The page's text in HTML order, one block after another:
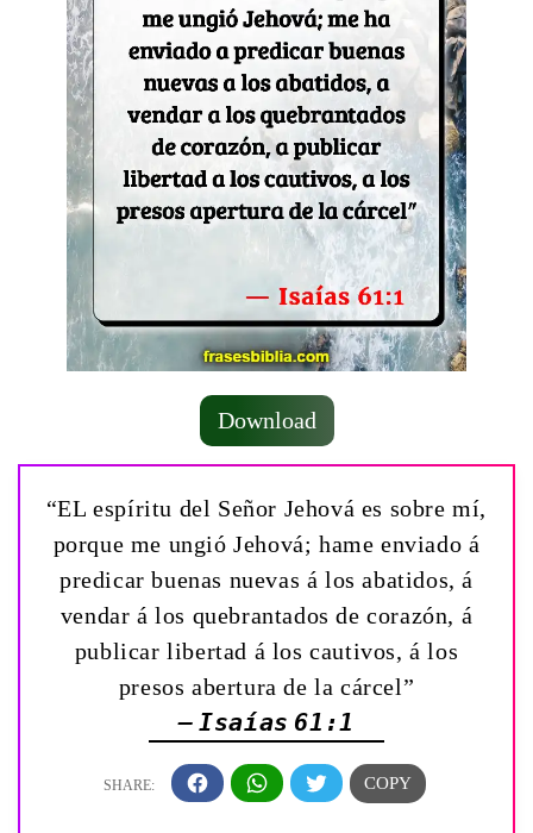
Download
“EL espíritu del Señor Jehová es sobre mí,
porque me ungió Jehová; hame enviado á
predicar buenas nuevas á los abatidos, á
vendar á los quebrantados de corazón, á
publicar libertad á los cautivos, á los
presos abertura de la cárcel”
— Isaías 61:1